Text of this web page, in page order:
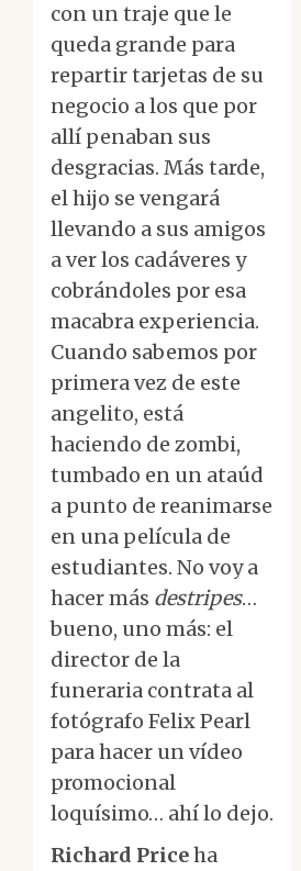
con un traje que le
queda grande para
repartir tarjetas de su
negocio a los que por
allí penaban sus
desgracias. Más tarde,
el hijo se vengará
llevando a sus amigos
a ver los cadáveres y
cobrándoles por esa
macabra experiencia.
Cuando sabemos por
primera vez de este
angelito, está
haciendo de zombi,
tumbado en un ataúd
a punto de reanimarse
en una película de
estudiantes. No voy a
hacer más destripes…
bueno, uno más: el
director de la
funeraria contrata al
fotógrafo Felix Pearl
para hacer un vídeo
promocional
loquísimo… ahí lo dejo.
Richard Priceha